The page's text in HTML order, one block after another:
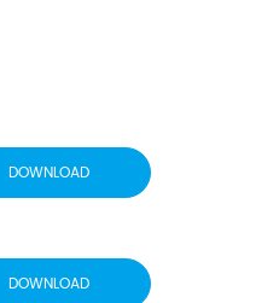
DOWNLOAD
DOWNLOAD